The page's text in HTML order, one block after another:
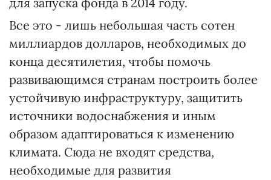
Все это - лишь небольшая часть сотен
миллиардов долларов, необходимых до
конца десятилетия, чтобы помочь
развивающимся странам построить более
устойчивую инфраструктуру, защитить
источники водоснабжения и иным
образом адаптироваться к изменению
климата. Сюда не входят средства,
необходимые для развития